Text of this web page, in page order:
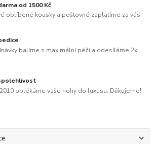
od 1500 Kč
oblíbené kousky a poštovné zaplatíme za vás.
balíme s maximální péčí a odesíláme 2x
oblékáme vaše nohy do luxusu. Děkujeme!